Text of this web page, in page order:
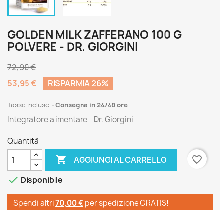
GOLDEN MILK ZAFFERANO 100 G
POLVERE - DR. GIORGINI
72,90 €
53,95 €
RISPARMIA 26%
Tasse incluse Consegna in 24/48 ore
Integratore alimentare - Dr. Giorgini
Quantità
 AGGIUNGI AL CARRELLO
favorite_border
 Disponibile
Spendi altri70,00 € per spedizione GRATIS!